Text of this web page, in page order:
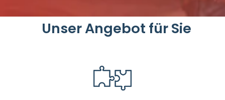
Unser Angebot für Sie